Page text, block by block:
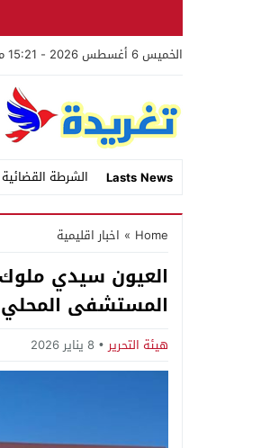
الخميس 6 أغسطس 2026 - 15:21 مساءً
Lasts News
الشرطة
Stop
Previous
Next
Home
» اخبار اقليمية
العيون سيدي
المستشفى
هيئة التحرير 8 يناير 2026